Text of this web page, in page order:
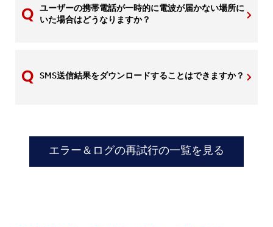
ユーザーの携帯電話が一時的に電波が届かない場所に
いた場合はどうなりますか？
SMS送信結果をダウンロードすることはできますか？
エラー＆ログの再試行の一覧を見る